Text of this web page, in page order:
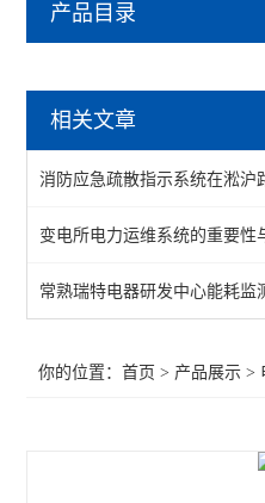
产品目录
AISD智能安全配电装置
末端智慧用电监测装置
电气防火限流式保护箱
工业绝缘故障定位系统监测
相关文章
消防应急疏散指示系统在淞沪
变电所电力运维系统的重要性
常熟瑞特电器研发中心能耗监
你的位置：首页 > 产品展示 >